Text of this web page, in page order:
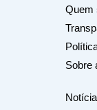
Quem
Sobre